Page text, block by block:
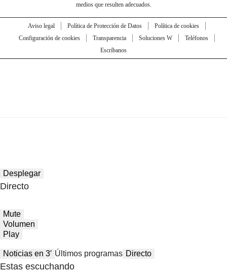
medios que resulten adecuados.
Aviso legal Política de Protección de Datos
Política de cookies
Configuración de cookies
Transparencia Soluciones W
Teléfonos
Escríbanos
Desplegar
Directo
Mute
Volumen
Play
Noticias en 3′ Últimos programas Directo
Estas escuchando